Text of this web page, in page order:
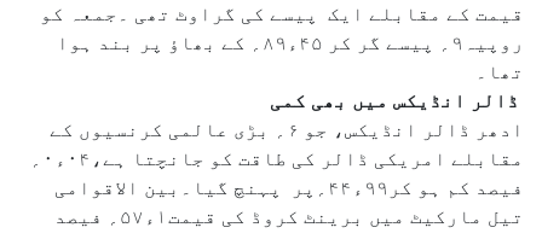
قیمت کے مقابلے ایک پیسے کی گراوٹ تھی ۔جمعہ کو
روپیہ۹؍ پیسے گر کر ۴۵ء۸۹؍ کے بھاؤ پر بند ہوا
تھا۔
ڈالر انڈیکس میں بھی کمی
ادھر ڈالر انڈیکس، جو ۶؍ بڑی عالمی کرنسیوں کے
فیصد کم ہو کر۹۹ء۴۴؍پر پہنچ گیا۔بین الاقوامی
تیل مارکیٹ میں برینٹ کروڈ کی قیمت۱ء۵۷؍ فیصد